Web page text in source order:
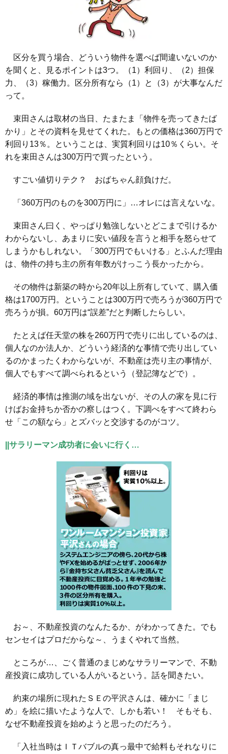
区分を買う場合、どういう物件を選べば間違いないのか
を聞くと、見るポイントは3つ。（1）利回り、（2）担保
力、（3）稼働力。区分所有なら（1）と（3）が大事なんだ
って。
束田さんは取材の当日、たまたま「物件を売ってきたば
かり」とその資料を見せてくれた。もとの価格は360万円で
利回り13％。ということは、実質利回りは10％くらい。そ
れを束田さんは300万円で買ったという。
すごい値切りテク？ おばちゃん顔負けだ。
「360万円のものを300万円に」…オレには言えないな。
束田さん曰く、やっぱり勉強しないとどこまで引けるか
わからないし、あまりに安い値段を言うと相手を怒らせて
しまうかもしれない。「300万円でもいける」とふんだ理由
は、物件の持ち主の所有年数がけっこう長かったから。
その物件は新築の時から20年以上所有していて、購入価
格は1700万円。ということは300万円で売ろうが360万円で
売ろうが損。60万円は“誤差”だと判断したらしい。
たとえば任天堂の株を260万円で売りに出しているのは、
個人なのか法人か、どういう経済的な事情で売り出してい
るのかまったくわからないが、不動産は売り主の事情が、
個人でもすべて調べられるという（登記簿などで）。
経済的事情は推測の域を出ないが、その人の家を見に行
けばお金持ちか否かの察しはつく。下調べをすべて終わら
せ「この額なら」とズバッと交渉するのがコツ。
||サラリーマン成功者に会いに行く…
お～、不動産投資のなんたるか、がわかってきた。でも
センセイはプロだからな～、うまくやれて当然。
ところが…、ごく普通のまじめなサラリーマンで、不動
産投資に成功している人がいるという。話を聞きたい。
約束の場所に現れたＳＥの平沢さんは、確かに「まじ
め」を絵に描いたような人で、しかも若い！ そもそも、
なぜ不動産投資を始めようと思ったのだろう。
「入社当時はＩＴバブルの真っ最中で給料もそれなりに